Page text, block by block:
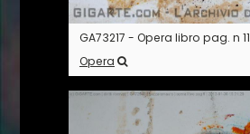
GA73217 - Opera libro pag. n
Opera